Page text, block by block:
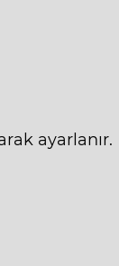
ayarlanır.